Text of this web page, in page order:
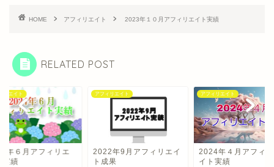
HOME アフィリエイト 2023年１０月アフィリエイト実績
RELATED POST
リエイト
年６月アフィリエ
実績
アフィリエイト
2022年9月アフィリエイ
ト成果
アフィリエイト
2024年４月アフィ
イト実績